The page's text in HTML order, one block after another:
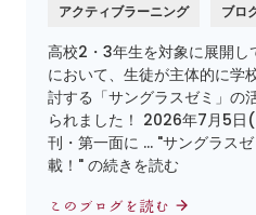
アクティブラーニング ブロ
高校2・3年生を対象に展開
において、生徒が主体的に学
討する「サングラスゼミ」の
られました！ 2026年7月5日
刊・第一面に … "サングラス
載！" の続きを読む
このブログを読む